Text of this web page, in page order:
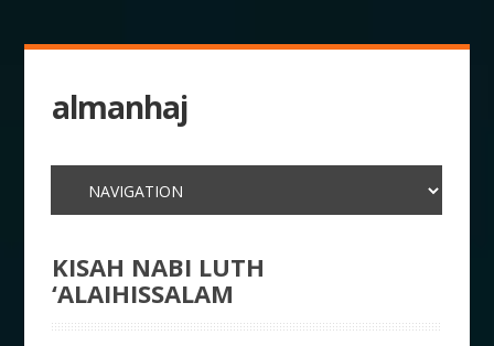
almanhaj
KISAH NABI LUTH
‘ALAIHISSALAM